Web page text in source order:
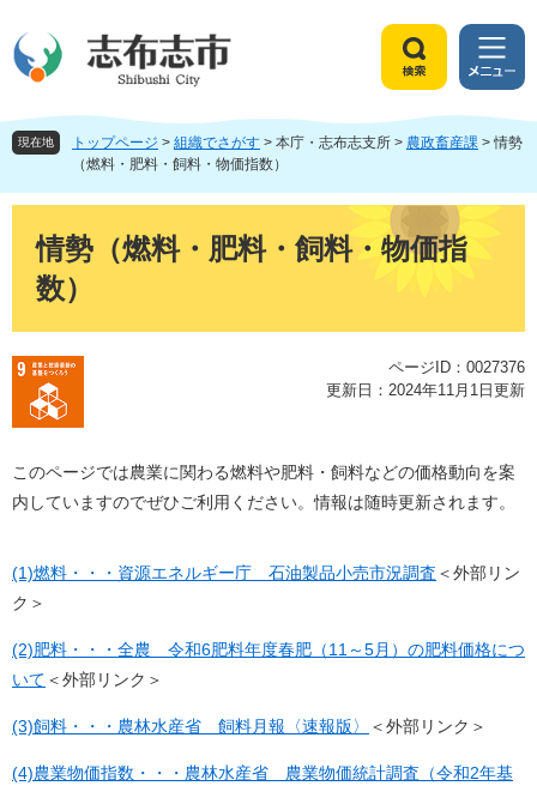
ジ
頭
ュ
飛
索
メ
ニ
ュ
ー
現在地 トップページ > 組織でさがす > 本庁・志布志支所 > 農政畜産課 >情勢
（燃料・肥料・飼料・物価指数）
情勢（燃料・肥料・飼料・物価指
数）
ページID：0027376
更新日：2024年11月1日更新
このページでは農業に関わる燃料や肥料・飼料などの価格動向を案
内していますのでぜひご利用ください。情報は随時更新されます。
(1)燃料・・・資源エネルギー庁 石油製品小売市況調査 ＜外部リン
ク＞
(2)肥料・・・全農 令和6肥料年度春肥（11～5月）の肥料価格につ
いて ＜外部リンク＞
(3)飼料・・・農林水産省 飼料月報〈速報版〉 ＜外部リンク＞
(4)農業物価指数・・・農林水産省 農業物価統計調査（令和2年基